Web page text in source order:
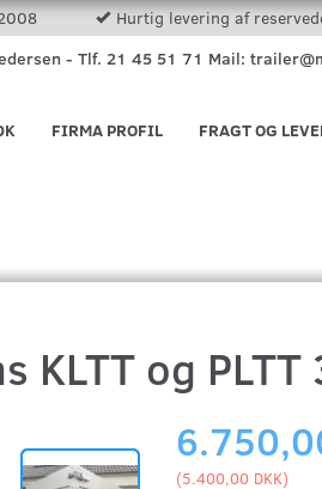
Hurtig levering af
- Tlf. 21 45 51 71 Mail:
FRAGT OG
FIRMA PROFIL
KLTT og
(5.400,00 DKK)